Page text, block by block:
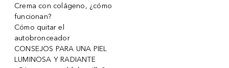
Crema con colágeno, ¿cómo
funcionan?
Cómo quitar el
autobronceador
CONSEJOS PARA UNA PIEL
LUMINOSA Y RADIANTE